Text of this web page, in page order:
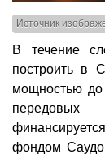
Источник
В течение
построить в
мощностью до
передовых
фондом